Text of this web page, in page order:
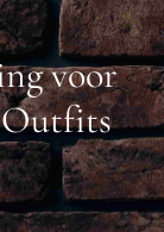
voor
Outfits